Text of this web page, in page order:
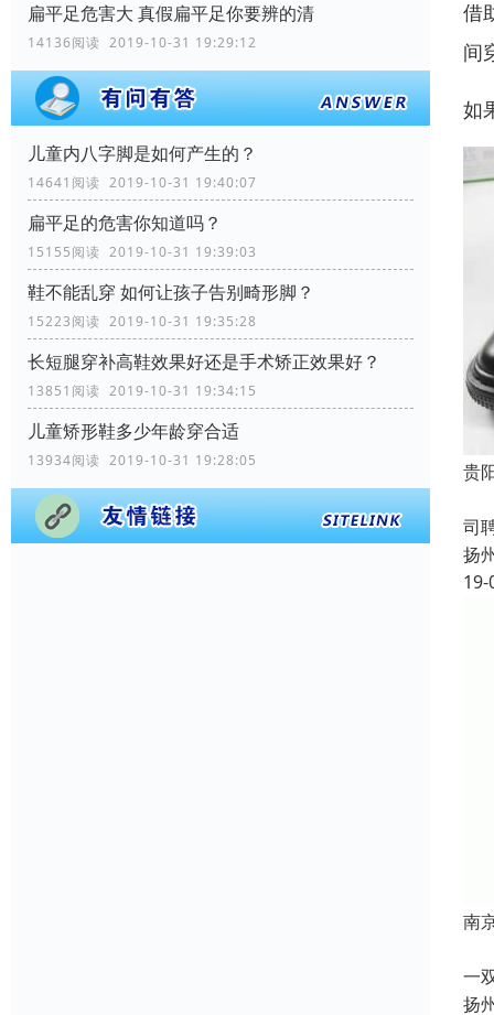
扁平足危害大 真假扁平足你要辨的清
14136阅读 2019-10-31 19:29:12
儿童内八字脚是如何产生的？
14641阅读 2019-10-31 19:40:07
扁平足的危害你知道吗？
15155阅读 2019-10-31 19:39:03
鞋不能乱穿 如何让孩子告别畸形脚？
15223阅读 2019-10-31 19:35:28
长短腿穿补高鞋效果好还是手术矫正效果好？
13851阅读 2019-10-31 19:34:15
儿童矫形鞋多少年龄穿合适
13934阅读 2019-10-31 19:28:05
借
间
如
贵
司
扬
19-
南
一
扬